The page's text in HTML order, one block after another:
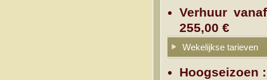
Verhuur
255,00 €
Wekelijkse tarieven
Hoogseizoen